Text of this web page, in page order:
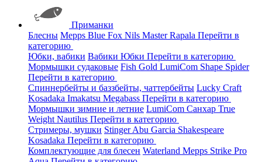
Приманки
Блесны Mepps Blue Fox Nils MasterRapala Перейти в
категорию
Юбки, вабики Вабики Юбки Перейти в категорию
Мормышки судаковые Fish Gold LumiCom Shape Spider
Перейти в категорию
Спиннербейты и баззбейты, чаттербейты Lucky Craft
Kosadaka Imakatsu Megabass Перейти в категорию
Мормышки зимние и летние LumiCom Санхар True
Weight Nautilus Перейти в категорию
Стримеры, мушки StingerAbu Garcia Shakespeare
Kosadaka Перейти в категорию
Комплектующие для блесен Waterland Mepps Strike Pro